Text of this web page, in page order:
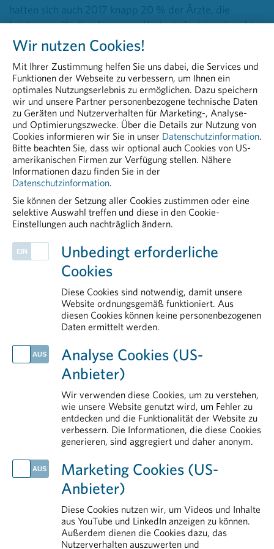
hatten sich auch 2017 knapp 20 % der Ärzte, die
Leistungen für die pharmazeutische Industrie erbracht
haben, für eine namentliche Nennung entschieden.
Ausgaben verdoppelt
Pharmakovigilanz
European & International Affairs
Mitgliedsunternehmen
Positionen der pharmazeutischen Industrie zur Standortstärkung
PHARMIG-Verhaltenscodex
PHARMIG Daten & Fakten 2026
Globaler Schlag gegen kriminelle Netzwerke im Arzneimittelhandel
Mit gut vorbereiteter Reiseapotheke in einen entspannteren Urlaub
Arzneimittel vor Hitze schützen
IM DETAIL
Transparenz
Arzneimittelmarkt
Aus- und Weiterbildung
Rund um das Arzneimittel
Pharmareferenten
Wir nutzen Cookies!
Mit Ihrer Zustimmung helfen Sie uns dabei, die Services und
Funktionen der Webseite zu verbessern, um Ihnen ein
optimales Nutzungserlebnis zu ermöglichen. Dazu speichern
wir und unsere Partner personenbezogene technische Daten
zu Geräten und Nutzerverhalten für Marketing-, Analyse-
und Optimierungszwecke. Über die Details zur Nutzung von
Cookies informieren wir Sie in unser Datenschutzinformation.
Bitte beachten Sie, dass wir optional auch Cookies von US-
amerikanischen Firmen zur Verfügung stellen. Nähere
Informationen dazu finden Sie in der
Datenschutzinformation.
Sie können der Setzung aller Cookies zustimmen oder eine
selektive Auswahl treffen und diese in den Cookie-
Einstellungen auch nachträglich ändern.
Unbedingt erforderliche
Cookies
Diese Cookies sind notwendig, damit unsere
Website ordnungsgemäß funktioniert. Aus
diesen Cookies können keine personenbezogenen
Daten ermittelt werden.
Analyse Cookies (US-
Anbieter)
Wir verwenden diese Cookies, um zu verstehen,
wie unsere Website genutzt wird, um Fehler zu
entdecken und die Funktionalität der Website zu
verbessern. Die Informationen, die diese Cookies
generieren, sind aggregiert und daher anonym.
Marketing Cookies (US-
Anbieter)
Diese Cookies nutzen wir, um Videos und Inhalte
aus YouTube und LinkedIn anzeigen zu können.
Außerdem dienen die Cookies dazu, das
Nutzerverhalten auszuwerten und